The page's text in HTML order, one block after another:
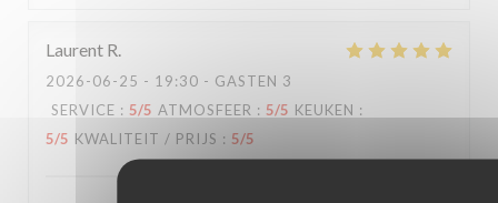
Laurent R
2026-06-25 - 19:30 - GASTEN 3
SERVICE : 5/5 ATMOSFEER : 5/5 KEUKEN :
5/5 KWALITEIT / PRIJS : 5/5